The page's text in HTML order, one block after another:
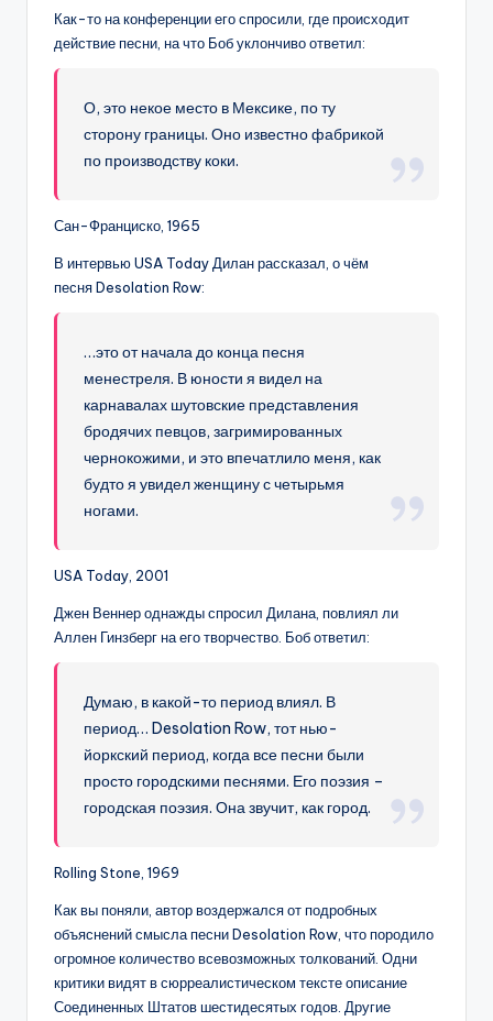
Как-то на конференции его спросили, где происходит
действие песни, на что Боб уклончиво ответил:
О, это некое место в Мексике, по ту
сторону границы. Оно известно фабрикой
по производству коки.
Сан-Франциско, 1965
В интервью USA Today Дилан рассказал, о чём
песня Desolation Row:
…это от начала до конца песня
менестреля. В юности я видел на
карнавалах шутовские представления
бродячих певцов, загримированных
чернокожими, и это впечатлило меня, как
будто я увидел женщину с четырьмя
ногами.
USA Today, 2001
Джен Веннер однажды спросил Дилана, повлиял ли
Аллен Гинзберг на его творчество. Боб ответил:
Думаю, в какой-то период влиял. В
период… Desolation Row, тот нью-
йоркский период, когда все песни были
просто городскими песнями. Его поэзия –
городская поэзия. Она звучит, как город.
Rolling Stone, 1969
Как вы поняли, автор воздержался от подробных
объяснений смысла песни Desolation Row, что породило
огромное количество всевозможных толкований. Одни
критики видят в сюрреалистическом тексте описание
Соединенных Штатов шестидесятых годов. Другие